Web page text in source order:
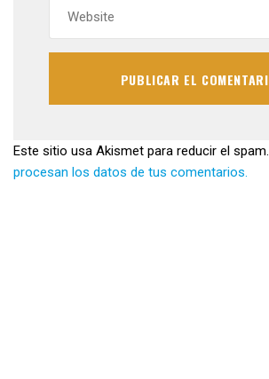
Este sitio usa Akismet para reducir el spam.
procesan los datos de tus comentarios.